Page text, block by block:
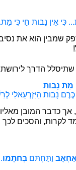
כִּי אֵין נָבות חַי כִּי מֵת.
שמבין הוא את
הדרך
מֵת נָבות
נָבות הַיִּזְרְעֵאלִי
כדבר המובן
לקרות, והסכים
וַתַּחְתּם בְּחתָמו.